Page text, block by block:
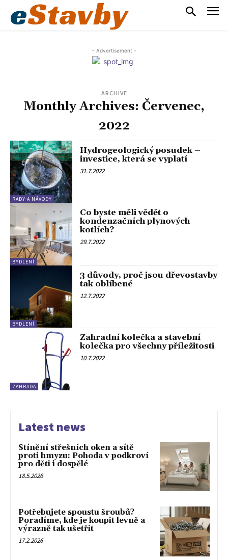
eStavby
- Advertisement -
ARCHIVE
Monthly Archives: Červenec,
2022
RADY A NÁVODY
Hydrogeologický posudek –
investice, která se vyplatí
31.7.2022
BYDLENÍ
Co byste měli vědět o
kondenzačních plynových
kotlích?
29.7.2022
BYDLENÍ
3 důvody, proč jsou dřevostavby
tak oblíbené
12.7.2022
ZAHRADA
Zahradní kolečka a stavební
kolečka pro všechny příležitosti
10.7.2022
Latest news
Stínění střešních oken a sítě
proti hmyzu: Pohoda v podkroví
pro děti i dospělé
18.5.2026
Potřebujete spoustu šroubů?
Poradíme, kde je koupit levně a
výrazně tak ušetřit
17.2.2026